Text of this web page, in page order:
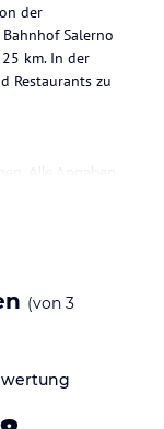
der
Salerno
km. In der
Restaurants zu
Alle Angaben
Bitte
(von 3